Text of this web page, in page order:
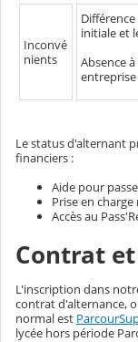
Inconvé
nients
initiale et
Absence
entreprise
Le status d'alternant
financiers :
Aide pour
Prise en
Accès au
Contrat
L'inscription dans
contrat d'alternance,
normal est
lycée hors période